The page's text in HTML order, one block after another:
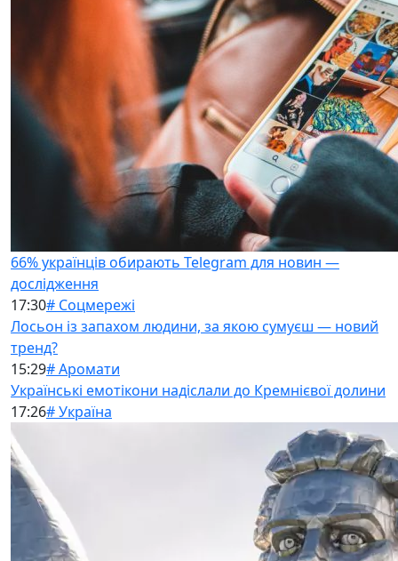
66% українців обирають Telegram для новин —
дослідження
17:30# Соцмережі
Лосьон із запахом людини, за якою сумуєш — новий
тренд?
15:29# Аромати
Українські емотікони надіслали до Кремнієвої долини
17:26# Україна